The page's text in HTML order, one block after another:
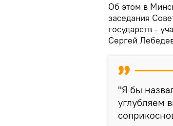
Об этом в
заседания
государств -
Сергей
"Я бы
углубляем